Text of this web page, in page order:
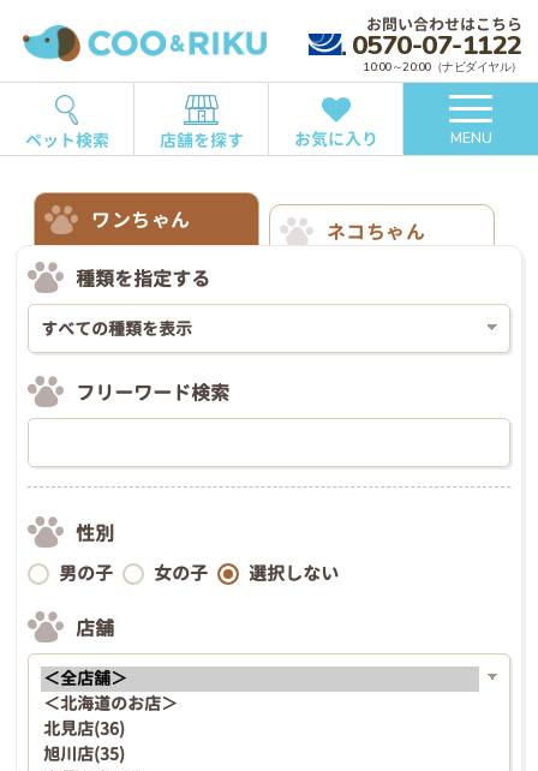
お問い合わせはこちら
0570-07-1122
10:00～20:00（ナビダイヤル）
ペット検索 店舗を探す お気に入り MENU
ワンちゃん
ネコちゃん
種類を指定する
フリーワード検索
性別
男の子 女の子 選択しない
店舗